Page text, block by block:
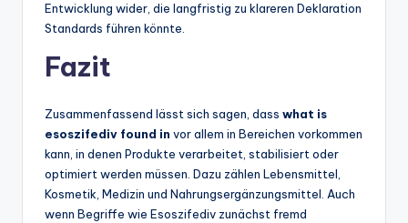
Entwicklung wider, die langfristig zu klareren Deklaration
Standards führen könnte.
Fazit
Zusammenfassend lässt sich sagen, dass what is
esoszifediv found in vor allem in Bereichen vorkommen
kann, in denen Produkte verarbeitet, stabilisiert oder
optimiert werden müssen. Dazu zählen Lebensmittel,
Kosmetik, Medizin und Nahrungsergänzungsmittel. Auch
wenn Begriffe wie Esoszifediv zunächst fremd